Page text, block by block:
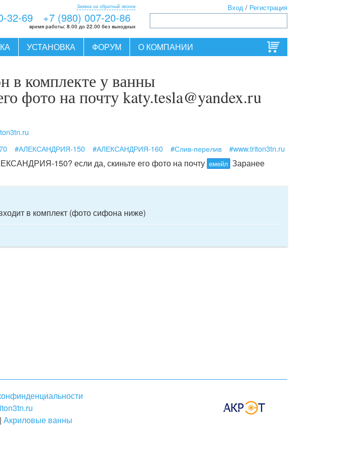
32-69 +7 (980) 007-20-86
Заявка на обратный звонок
время работы: 8.00 до 22.00 без выходных
Вход / Регистрация
УСТАНОВКА ФОРУМ О КОМПАНИИ
в комплекте у ванны
фото на почту katy.tesla@yandex.ru
#АЛЕКСАНДРИЯ-150 #АЛЕКСАНДРИЯ-160 #Слив-перелив #www.triton3tn.ru
150? если да, скиньте его фото на почту емейл Заранее
в комплект (фото сифона ниже)
| Акриловые ванны